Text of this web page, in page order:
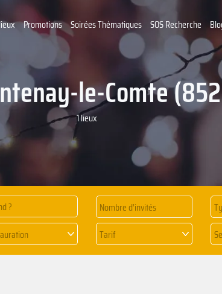
Promotions Soirées Thématiques SOS Recherche
le-Comte
1 lieux
?
Tarif